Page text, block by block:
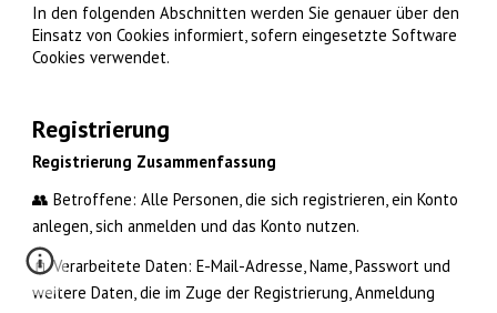
In den folgenden Abschnitten werden Sie genauer über den
Einsatz von Cookies informiert, sofern eingesetzte Software
Cookies verwendet.
Registrierung
Registrierung Zusammenfassung
👥 Betroffene: Alle Personen, die sich registrieren, ein Konto
anlegen, sich anmelden und das Konto nutzen.
📓 Verarbeitete Daten: E-Mail-Adresse, Name, Passwort und
weitere Daten, die im Zuge der Registrierung, Anmeldung